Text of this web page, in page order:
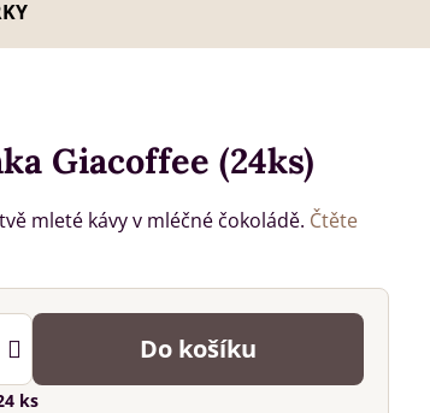
Giacoffee (24ks)
mleté kávy v mléčné čokoládě. Čtěte
Do košíku
ks